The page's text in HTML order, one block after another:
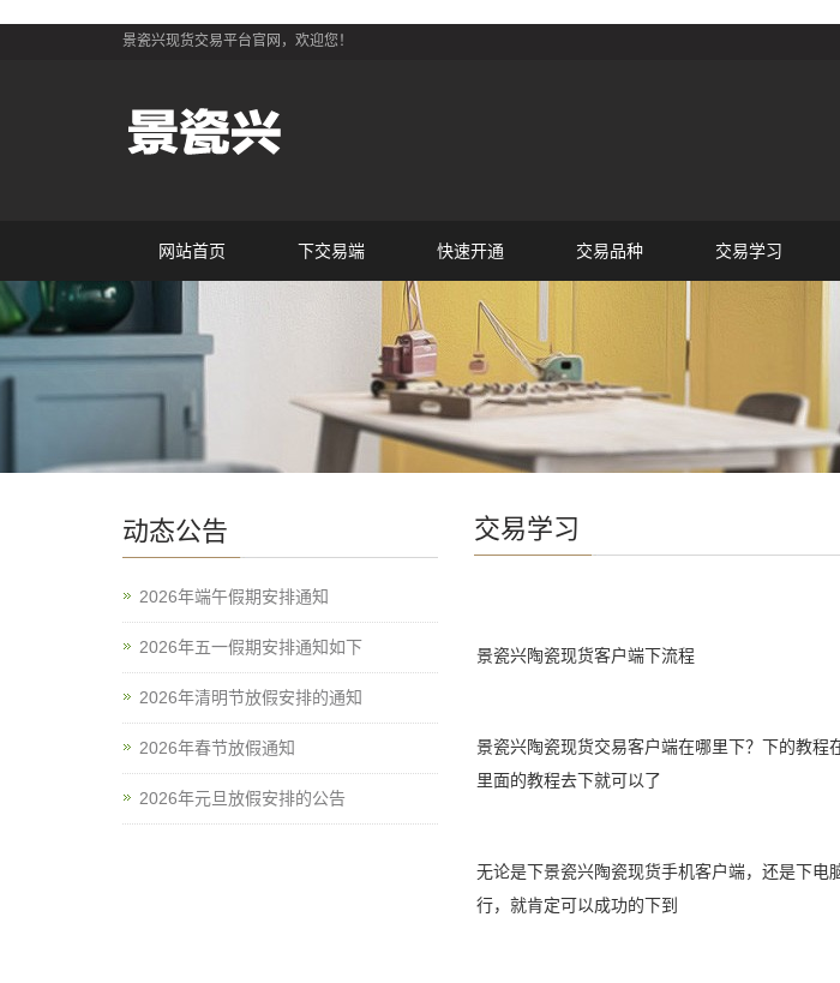
景瓷兴现货交易平台官网，欢迎您！
网站首页 下交易端 快速开通 交易品种 交易学习
交易学习
景瓷兴陶瓷现货客户端下流程
景瓷兴陶瓷现货交易客户端在哪里下？下的教程
里面的教程去下就可以了
无论是下景瓷兴陶瓷现货手机客户端，还是下电
行，就肯定可以成功的下到
动态公告
2026年端午假期安排通知
2026年五一假期安排通知如下
2026年清明节放假安排的通知
2026年春节放假通知
2026年元旦放假安排的公告